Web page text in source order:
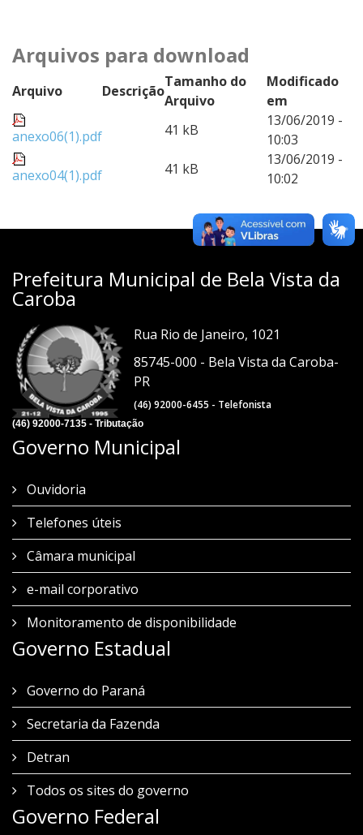
Arquivos para download
Arquivo Descrição
Tamanho do
Arquivo
Modificado
em
anexo06(1).pdf
41 kB
13/06/2019 -
10:03
anexo04(1).pdf
41 kB
13/06/2019 -
10:02
Prefeitura Municipal de Bela Vista da
Caroba
Rua Rio de Janeiro, 1021
85745-000 - Bela Vista da Caroba-
PR
(46) 92000-6455 - Telefonista
(46) 92000-7135 - Tributação
Governo Municipal
Ouvidoria
Telefones úteis
Câmara municipal
e-mail corporativo
Monitoramento de disponibilidade
Governo Estadual
Governo do Paraná
Secretaria da Fazenda
Detran
Todos os sites do governo
Governo Federal